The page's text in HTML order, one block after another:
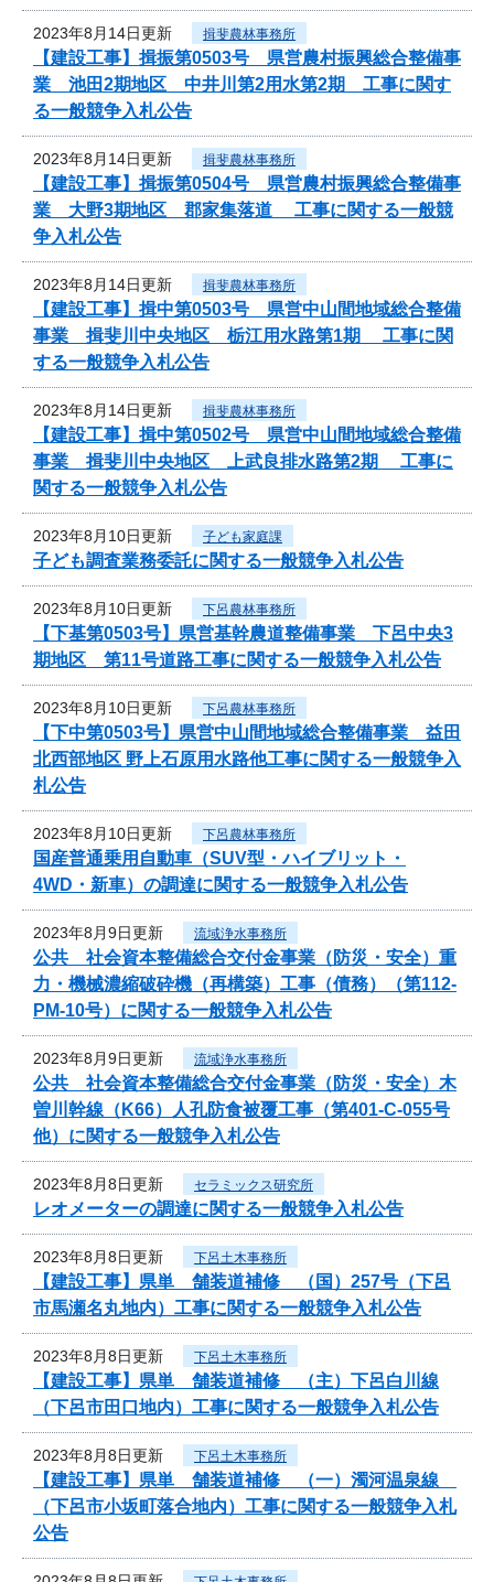
2023年8月14日更新 揖斐農林事務所
【建設工事】揖振第0503号 県営農村振興総合整備事
業 池田2期地区 中井川第2用水第2期 工事に関す
る一般競争入札公告
2023年8月14日更新 揖斐農林事務所
【建設工事】揖振第0504号 県営農村振興総合整備事
業 大野3期地区 郡家集落道 工事に関する一般競
争入札公告
2023年8月14日更新 揖斐農林事務所
【建設工事】揖中第0503号 県営中山間地域総合整備
事業 揖斐川中央地区 栃江用水路第1期 工事に関
する一般競争入札公告
2023年8月14日更新 揖斐農林事務所
【建設工事】揖中第0502号 県営中山間地域総合整備
事業 揖斐川中央地区 上武良排水路第2期 工事に
関する一般競争入札公告
2023年8月10日更新 子ども家庭課
子ども調査業務委託に関する一般競争入札公告
2023年8月10日更新 下呂農林事務所
【下基第0503号】県営基幹農道整備事業 下呂中央3
期地区 第11号道路工事に関する一般競争入札公告
2023年8月10日更新 下呂農林事務所
【下中第0503号】県営中山間地域総合整備事業 益田
北西部地区 野上石原用水路他工事に関する一般競争入
札公告
2023年8月10日更新 下呂農林事務所
国産普通乗用自動車（SUV型・ハイブリット・
4WD・新車）の調達に関する一般競争入札公告
2023年8月9日更新 流域浄水事務所
公共 社会資本整備総合交付金事業（防災・安全）重
力・機械濃縮破砕機（再構築）工事（債務）（第112-
PM-10号）に関する一般競争入札公告
2023年8月9日更新 流域浄水事務所
公共 社会資本整備総合交付金事業（防災・安全）木
曽川幹線（K66）人孔防食被覆工事（第401-C-055号
他）に関する一般競争入札公告
2023年8月8日更新 セラミックス研究所
レオメーターの調達に関する一般競争入札公告
2023年8月8日更新 下呂土木事務所
【建設工事】県単 舗装道補修 （国）257号（下呂
市馬瀬名丸地内）工事に関する一般競争入札公告
2023年8月8日更新 下呂土木事務所
【建設工事】県単 舗装道補修 （主）下呂白川線
（下呂市田口地内）工事に関する一般競争入札公告
2023年8月8日更新 下呂土木事務所
【建設工事】県単 舗装道補修 （一）濁河温泉線
（下呂市小坂町落合地内）工事に関する一般競争入札
公告